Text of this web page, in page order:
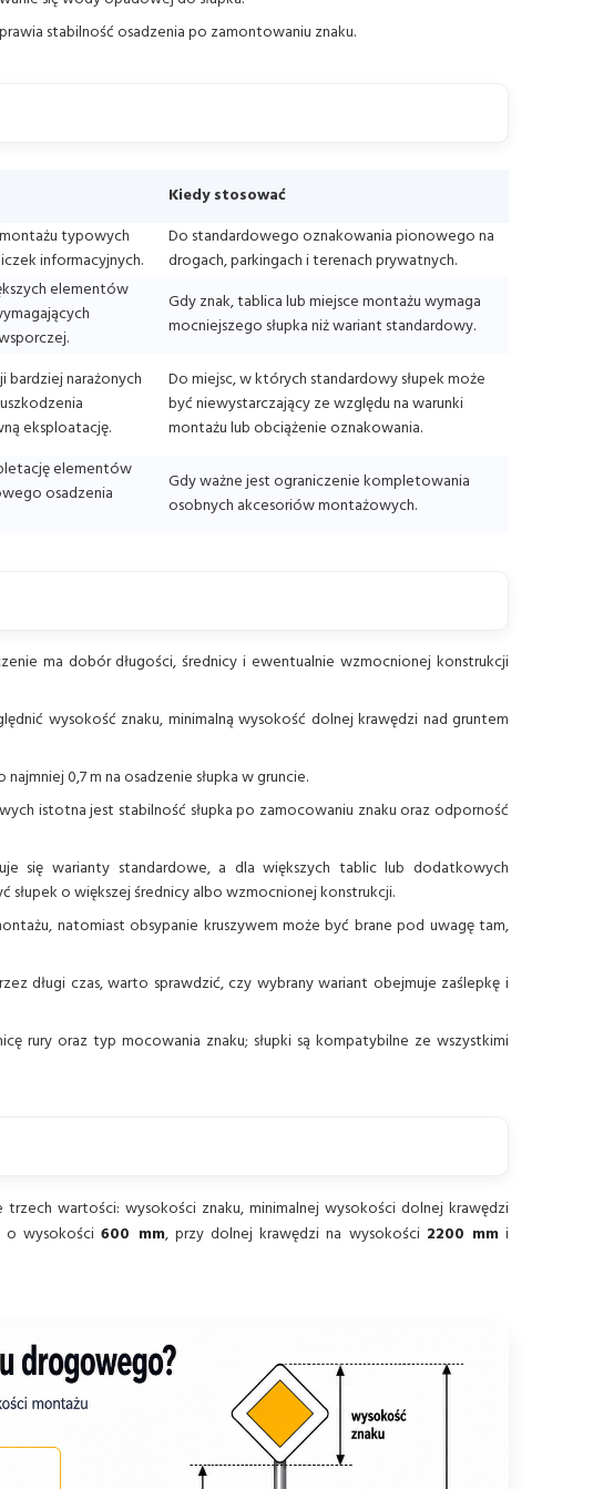
stabilność osadzenia po zamontowaniu znaku.
Kiedy stosować
typowych
informacyjnych.
Do standardowego oznakowania pionowego na
drogach, parkingach i terenach prywatnych.
elementów
Gdy znak, tablica lub miejsce montażu wymaga
mocniejszego słupka niż wariant standardowy.
bardziej narażonych
eksploatację.
Do miejsc, w których standardowy słupek może
być niewystarczający ze względu na warunki
montażu lub obciążenie oznakowania.
elementów
osadzenia
Gdy ważne jest ograniczenie kompletowania
osobnych akcesoriów montażowych.
ma dobór długości, średnicy i ewentualnie wzmocnionej konstrukcji
wysokość znaku, minimalną wysokość dolnej krawędzi nad gruntem
0,7 m na osadzenie słupka w gruncie.
istotna jest stabilność słupka po zamocowaniu znaku oraz odporność
się warianty standardowe, a dla większych tablic lub dodatkowych
o większej średnicy albo wzmocnionej konstrukcji.
natomiast obsypanie kruszywem może być brane pod uwagę tam,
długi czas, warto sprawdzić, czy wybrany wariant obejmuje zaślepkę i
rury oraz typ mocowania znaku; słupki są kompatybilne ze wszystkimi
wartości: wysokości znaku, minimalnej wysokości dolnej krawędzi
o wysokości600 mm, przy dolnej krawędzi na wysokości 2200 mmi